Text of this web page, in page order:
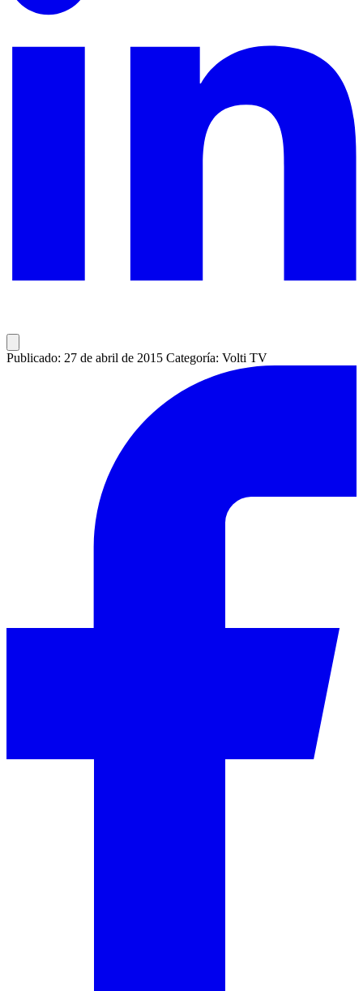
Publicado: 27 de abril de 2015 Categoría: Volti TV